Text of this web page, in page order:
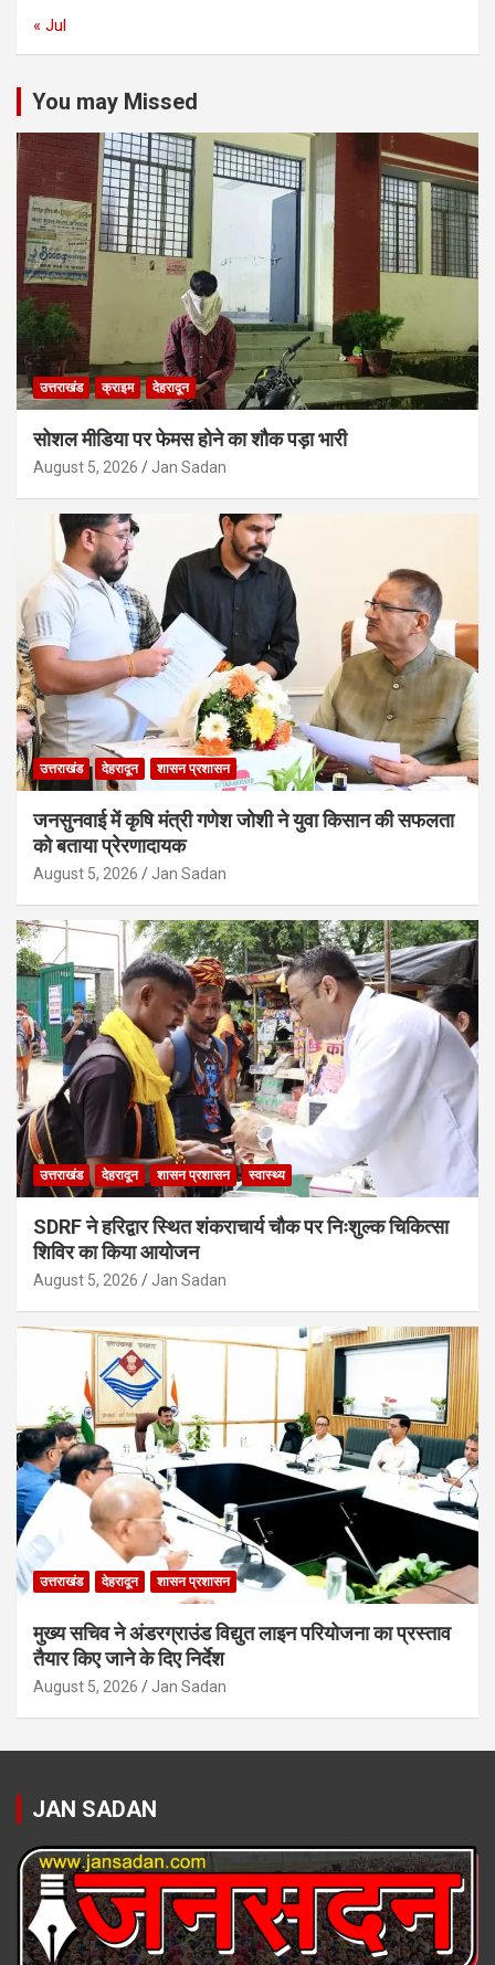
« Jul
You may Missed
उत्तराखंड क्राइम देहरादून
सोशल मीडिया पर फेमस होने का शौक पड़ा भारी
August 5, 2026 Jan Sadan
उत्तराखंड देहरादून शासन प्रशासन
जनसुनवाई में कृषि मंत्री गणेश जोशी ने युवा किसान की सफलता
को बताया प्रेरणादायक
August 5, 2026 Jan Sadan
उत्तराखंड देहरादून शासन प्रशासन स्वास्थ्य
SDRF ने हरिद्वार स्थित शंकराचार्य चौक पर निःशुल्क चिकित्सा
शिविर का किया आयोजन
August 5, 2026 Jan Sadan
उत्तराखंड देहरादून शासन प्रशासन
मुख्य सचिव ने अंडरग्राउंड विद्युत लाइन परियोजना का प्रस्ताव
तैयार किए जाने के दिए निर्देश
August 5, 2026 Jan Sadan
JAN SADAN